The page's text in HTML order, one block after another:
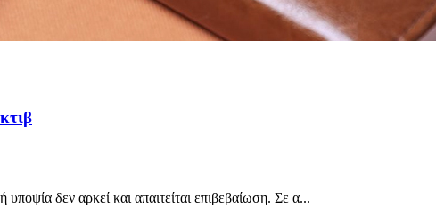
δεν αρκεί και απαιτείται επιβεβαίωση. Σε α...